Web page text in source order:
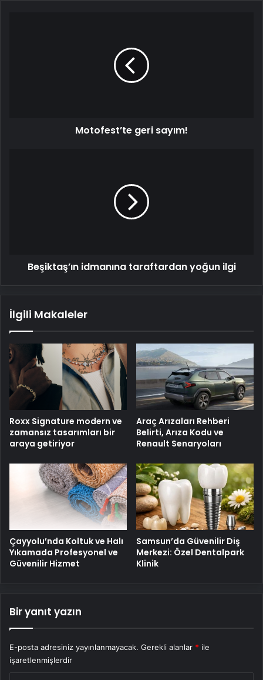
Motofest’te geri sayım!
Beşiktaş’ın idmanına taraftardan yoğun ilgi
İlgili Makaleler
Roxx Signature modern ve
zamansız tasarımları bir
araya getiriyor
Araç Arızaları Rehberi
Belirti, Arıza Kodu ve
Renault Senaryoları
Çayyolu’nda Koltuk ve Halı
Yıkamada Profesyonel ve
Güvenilir Hizmet
Samsun’da Güvenilir Diş
Merkezi: Özel Dentalpark
Klinik
Bir yanıt yazın
E-posta adresiniz yayınlanmayacak. Gerekli alanlar * ile
işaretlenmişlerdir